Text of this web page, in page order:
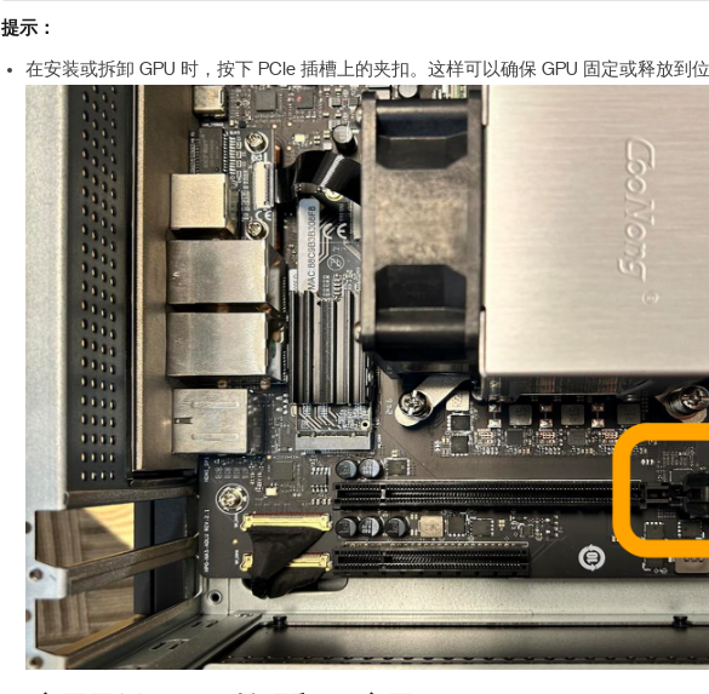
提示：
在安装或拆卸 GPU 时，按下 PCIe 插槽上的夹扣。这样可以确保 GPU 固定或释放到